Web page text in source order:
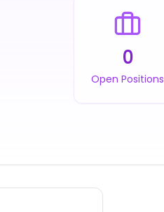
0
Open Positions